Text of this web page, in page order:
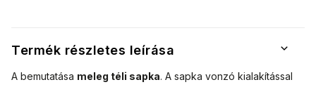
Termék részletes leírása
A bemutatása meleg téli sapka. A sapka vonzó kialakítással